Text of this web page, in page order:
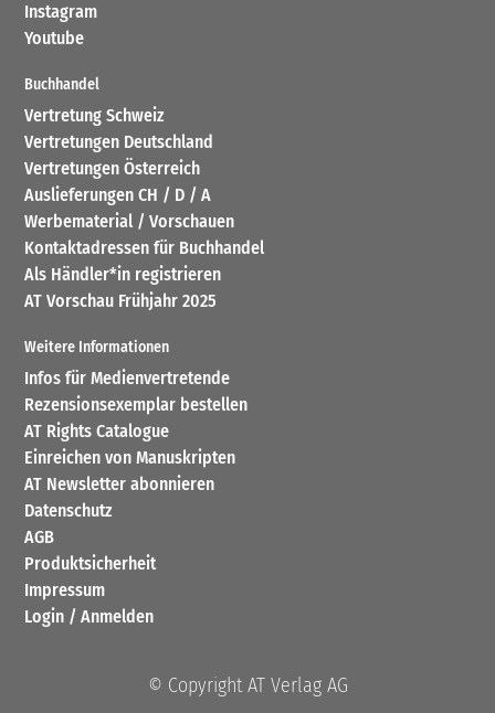
Instagram
Youtube
Buchhandel
Vertretung Schweiz
Vertretungen Deutschland
Vertretungen Österreich
Auslieferungen CH / D / A
Werbematerial / Vorschauen
Kontaktadressen für Buchhandel
Als Händler*in registrieren
AT Vorschau Frühjahr 2025
Weitere Informationen
Infos für Medienvertretende
Rezensionsexemplar bestellen
AT Rights Catalogue
Einreichen von Manuskripten
AT Newsletter abonnieren
Datenschutz
AGB
Produktsicherheit
Impressum
Login / Anmelden
© Copyright AT Verlag AG